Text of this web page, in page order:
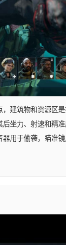
建筑物和资源区
坐力、射速和精
用于偷袭，瞄准